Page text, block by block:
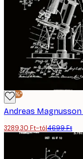
-30%*
3289,30 Ft-tól4699 Ft